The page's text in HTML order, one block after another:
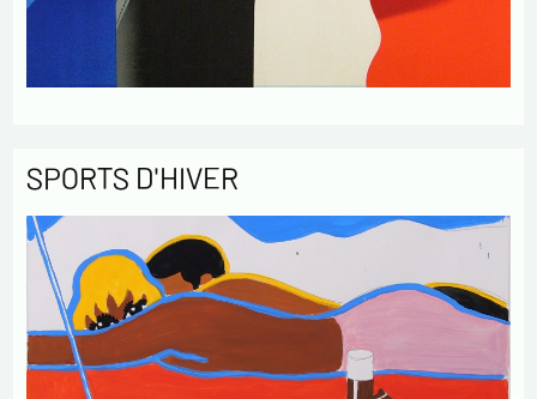
SPORTS D'HIVER